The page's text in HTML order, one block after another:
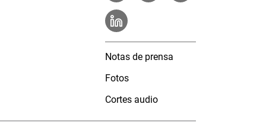
Notas de prensa
Fotos
Cortes audio